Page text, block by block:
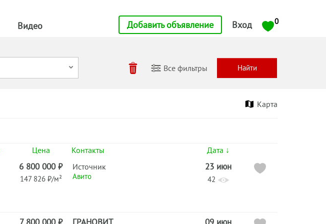
Видео Добавить объявление Вход 0
Все фильтры
Карта
Цена Контакты Дата ↓
6 800 000 ₽
147 826 ₽/м²
Источник
Авито
23 июн
42